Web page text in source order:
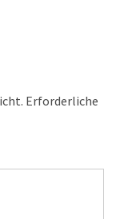
Erforderliche